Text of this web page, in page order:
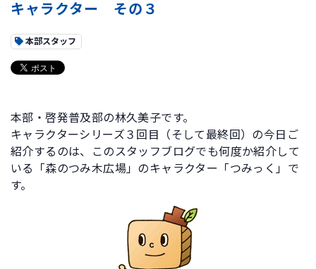
キャラクター その３
本部スタッフ
本部・啓発普及部の林久美子です。
キャラクターシリーズ３回目（そして最終回）の今日ご
紹介するのは、このスタッフブログでも何度か紹介して
いる「森のつみ木広場」のキャラクター「つみっく」で
す。